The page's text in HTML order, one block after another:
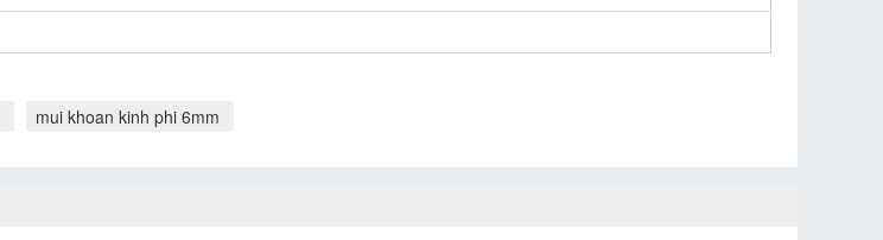
mui khoan kinh phi 6mm